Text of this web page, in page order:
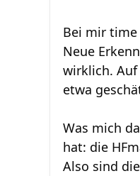
Bei mir time
Neue
wirklich.
etwa
Was mich
hat: die
Also sind